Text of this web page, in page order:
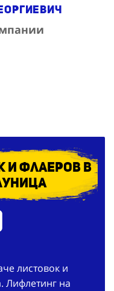
и флаеров в
листовок и
Лифлетинг на